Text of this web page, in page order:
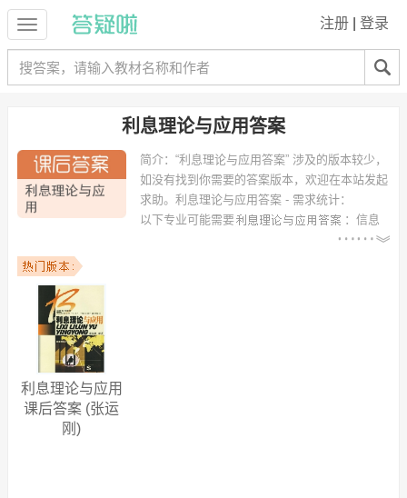
注册 登录
利息理论与应用答案
简介： “利息理论与应用答案” 涉及的版本较少，
如没有找到你需要的答案版本，欢迎在本站发起
求助。 利息理论与应用答案 - 需求统计：
以下专业可能需要
：信息
与计算科学、金融工程、金融数学、baoxiancaiwukuaiji、土木工程、数
学与应用数学（金融数学方向）、计算机科学与技术 等专业。
以下学校的同学下载过
院、西南财经大学、内江师范学院、贵州大学、上海杉达大学、绍兴文
理学院、浙江万里学院、湖南大学、新疆财经大学 等。
利息理论与应用
课后答案 (张运
刚)